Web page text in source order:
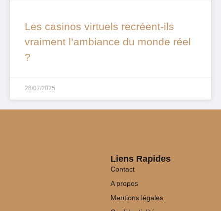
Les casinos virtuels recréent-ils
vraiment l’ambiance du monde réel
?
28/07/2025
Liens Rapides
Contact
A propos
Mentions légales